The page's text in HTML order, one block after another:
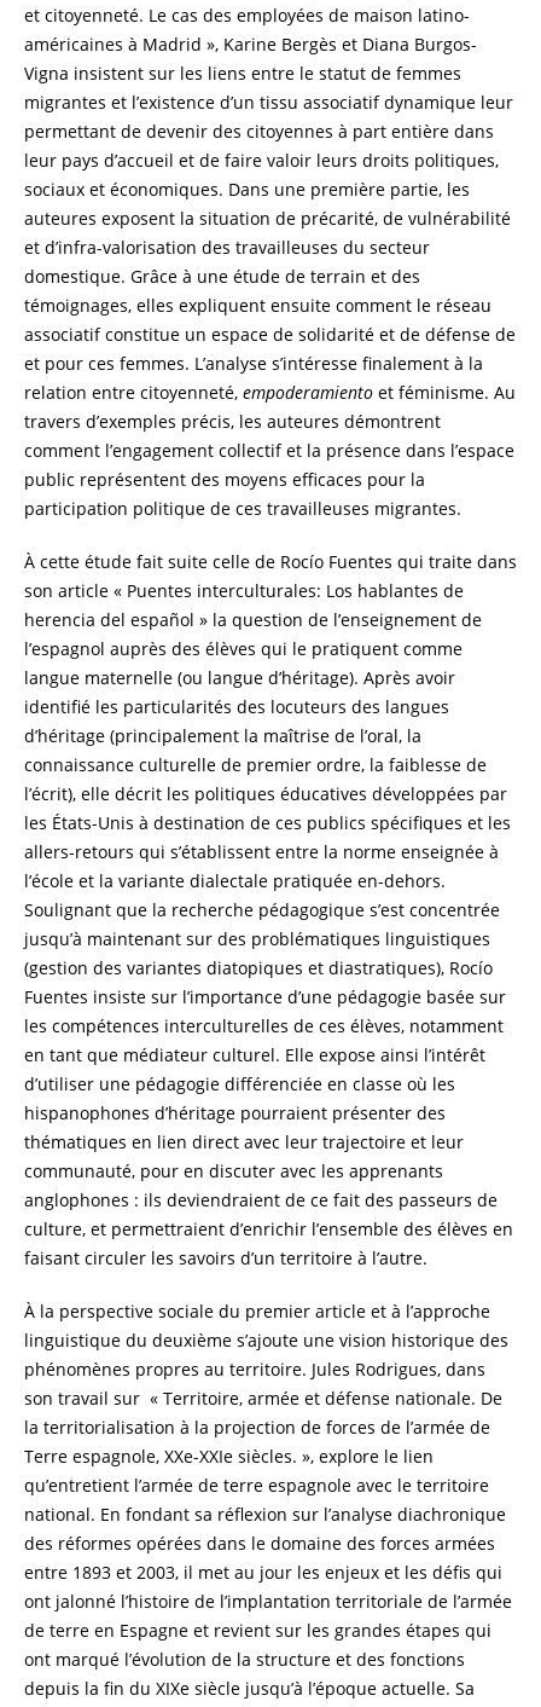
et citoyenneté. Le cas des employées de maison latino-
américaines à Madrid », Karine Bergès et Diana Burgos-
Vigna insistent sur les liens entre le statut de femmes
migrantes et l’existence d’un tissu associatif dynamique leur
permettant de devenir des citoyennes à part entière dans
leur pays d’accueil et de faire valoir leurs droits politiques,
sociaux et économiques. Dans une première partie, les
auteures exposent la situation de précarité, de vulnérabilité
et d’infra-valorisation des travailleuses du secteur
domestique. Grâce à une étude de terrain et des
témoignages, elles expliquent ensuite comment le réseau
associatif constitue un espace de solidarité et de défense de
et pour ces femmes. L’analyse s’intéresse finalement à la
relation entre citoyenneté, empoderamientoet féminisme. Au
travers d’exemples précis, les auteures démontrent
comment l’engagement collectif et la présence dans l’espace
public représentent des moyens efficaces pour la
participation politique de ces travailleuses migrantes.
À cette étude fait suite celle de Rocío Fuentes qui traite dans
son article « Puentes interculturales: Los hablantes de
herencia del español » la question de l’enseignement de
l’espagnol auprès des élèves qui le pratiquent comme
langue maternelle (ou langue d’héritage). Après avoir
identifié les particularités des locuteurs des langues
d’héritage (principalement la maîtrise de l’oral, la
connaissance culturelle de premier ordre, la faiblesse de
l’écrit), elle décrit les politiques éducatives développées par
les États-Unis à destination de ces publics spécifiques et les
allers-retours qui s’établissent entre la norme enseignée à
l’école et la variante dialectale pratiquée en-dehors.
Soulignant que la recherche pédagogique s’est concentrée
jusqu’à maintenant sur des problématiques linguistiques
(gestion des variantes diatopiques et diastratiques), Rocío
Fuentes insiste sur l’importance d’une pédagogie basée sur
les compétences interculturelles de ces élèves, notamment
en tant que médiateur culturel. Elle expose ainsi l’intérêt
d’utiliser une pédagogie différenciée en classe où les
hispanophones d’héritage pourraient présenter des
thématiques en lien direct avec leur trajectoire et leur
communauté, pour en discuter avec les apprenants
anglophones : ils deviendraient de ce fait des passeurs de
culture, et permettraient d’enrichir l’ensemble des élèves en
faisant circuler les savoirs d’un territoire à l’autre.
À la perspective sociale du premier article et à l’approche
linguistique du deuxième s’ajoute une vision historique des
phénomènes propres au territoire. Jules Rodrigues, dans
son travail sur « Territoire, armée et défense nationale. De
la territorialisation à la projection de forces de l’armée de
Terre espagnole, XXe-XXIe siècles. », explore le lien
qu’entretient l’armée de terre espagnole avec le territoire
national. En fondant sa réflexion sur l’analyse diachronique
des réformes opérées dans le domaine des forces armées
entre 1893 et 2003, il met au jour les enjeux et les défis qui
ont jalonné l’histoire de l’implantation territoriale de l’armée
de terre en Espagne et revient sur les grandes étapes qui
ont marqué l’évolution de la structure et des fonctions
depuis la fin du XIXe siècle jusqu’à l’époque actuelle. Sa